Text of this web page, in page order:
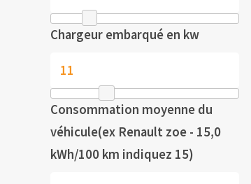
Chargeur embarqué en kw
Consommation moyenne du
véhicule(ex Renault zoe - 15,0
kWh/100 km indiquez 15)